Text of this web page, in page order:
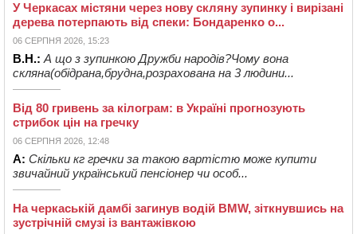
У Черкасах містяни через нову скляну зупинку і вирізані
дерева потерпають від спеки: Бондаренко о...
06 СЕРПНЯ 2026, 15:23
В.Н.: А що з зупинкою Дружби народів?Чому вона
скляна(обідрана,брудна,розрахована на 3 людини...
Від 80 гривень за кілограм: в Україні прогнозують
стрибок цін на гречку
06 СЕРПНЯ 2026, 12:48
А: Скільки кг гречки за такою вартістю може купити
звичайний український пенсіонер чи особ...
На черкаській дамбі загинув водій BMW, зіткнувшись на
зустрічній смузі із вантажівкою